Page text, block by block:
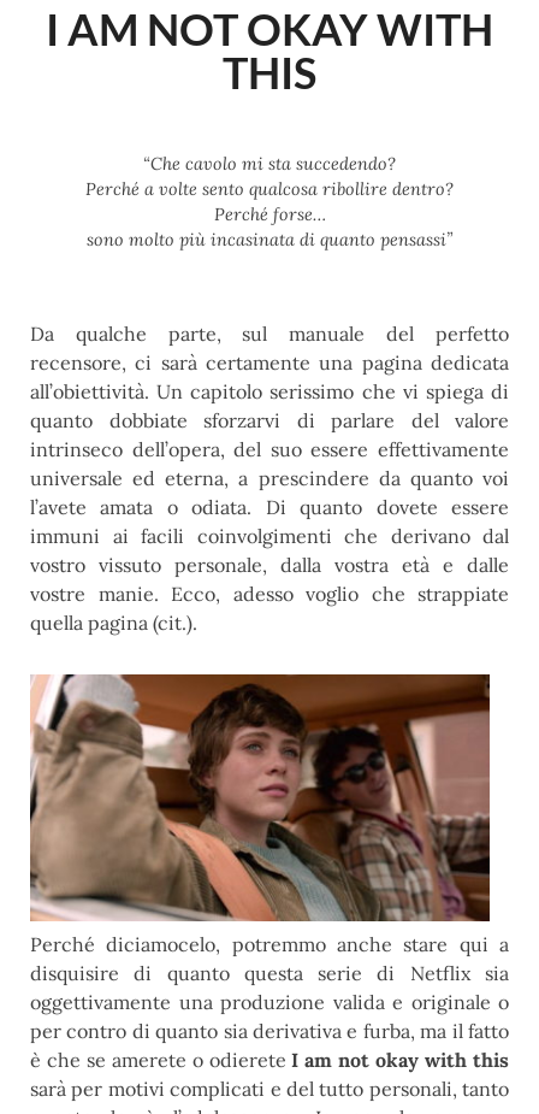
I AM NOT OKAY WITH
THIS
“Che cavolo mi sta succedendo?
Perché a volte sento qualcosa ribollire dentro?
Perché forse…
sono molto più incasinata di quanto pensassi”
Da qualche parte, sul manuale del perfetto
recensore, ci sarà certamente una pagina dedicata
all’obiettività. Un capitolo serissimo che vi spiega di
quanto dobbiate sforzarvi di parlare del valore
intrinseco dell’opera, del suo essere effettivamente
universale ed eterna, a prescindere da quanto voi
l’avete amata o odiata. Di quanto dovete essere
immuni ai facili coinvolgimenti che derivano dal
vostro vissuto personale, dalla vostra età e dalle
vostre manie. Ecco, adesso voglio che strappiate
quella pagina (cit.).
Perché diciamocelo, potremmo anche stare qui a
disquisire di quanto questa serie di Netflix sia
oggettivamente una produzione valida e originale o
per contro di quanto sia derivativa e furba, ma il fatto
è che se amerete o odiereteI am not okay with this
sarà per motivi complicati e del tutto personali, tanto